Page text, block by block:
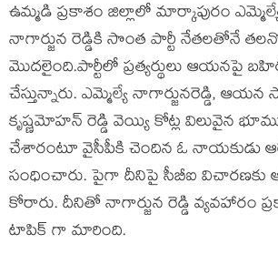
ఉమ్మడి ప్రకాశం జిల్లాలో మార్కాపురం ఎమ్మెల్యే
నాగార్జున రెడ్డికి సొంత పార్టీ నేతలతోనే
మొదలైంది.పార్టీలో ప్రత్యర్థులు ఆయనపై
చేస్తున్నారు. ఎమ్మెల్యే నాగార్జునరెడ్డి, ఆయన
కృష్ణమోహన్ రెడ్డి వెయ్యి కోట్ల విలువైన
చేశారంటూ వైసీపీకి చెందిన ఓ నాయకుడు
సంధించారు. పైగా దీనిపై సీబీఐ విచారణకు
కోరారు. దీనితో నాగార్జున రెడ్డి వ్యవహారం
టాపిక్ గా మారింది.